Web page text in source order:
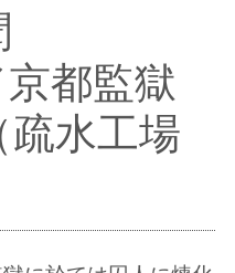
都監獄
水工場